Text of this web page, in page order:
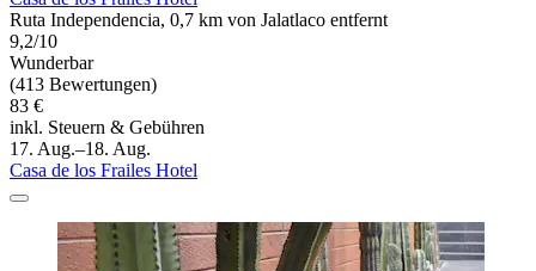
Ruta Independencia, 0,7 km von Jalatlaco entfernt
9,2/10
Wunderbar
(413 Bewertungen)
83 €
inkl. Steuern & Gebühren
17. Aug.–18. Aug.
Casa de los Frailes Hotel